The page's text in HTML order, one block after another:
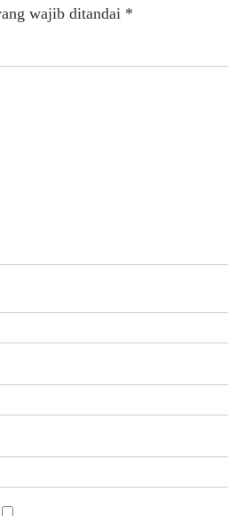
wajib ditandai *